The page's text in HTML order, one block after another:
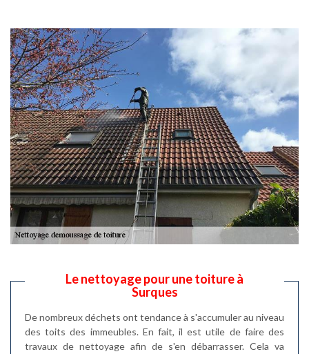
Le nettoyage pour une toiture à
Surques
De nombreux déchets ont tendance à s'accumuler au niveau
des toits des immeubles. En fait, il est utile de faire des
travaux de nettoyage afin de s'en débarrasser. Cela va